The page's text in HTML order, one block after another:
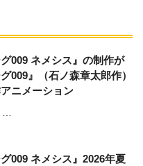
009 ネメシス』の制作が
009』（石ノ森章太郎作）
ニメーション
009 ネメシス』2026年夏